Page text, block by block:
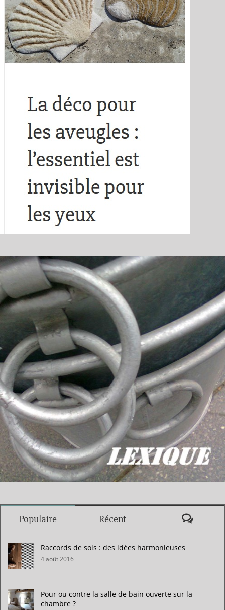
Populaire Récent
Raccords de sols : des idées harmonieuses
4 août 2016
Pour ou contre la salle de bain ouverte sur la
chambre ?